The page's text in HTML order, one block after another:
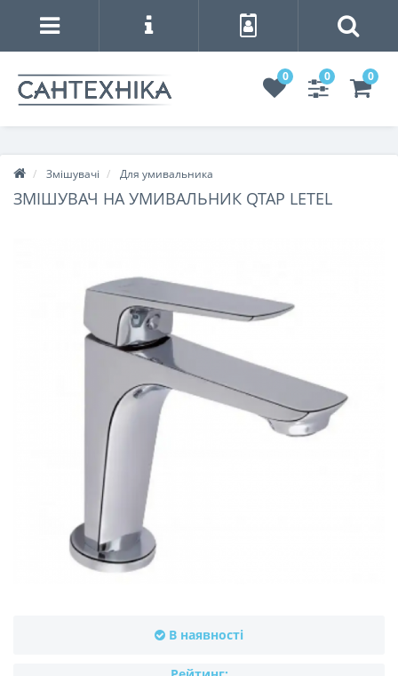
0 0 0
Змішувачі Для умивальника
ЗМІШУВАЧ НА УМИВАЛЬНИК QTAP LETEL
В наявності